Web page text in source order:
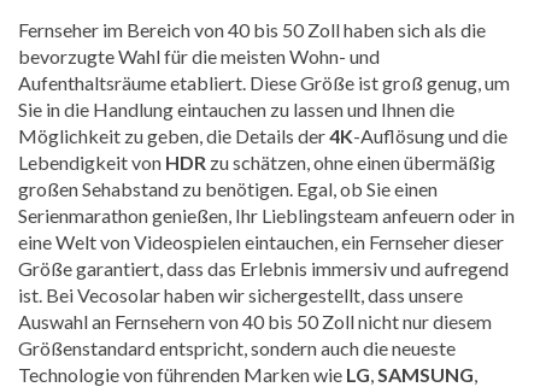
Fernseher im Bereich von 40 bis 50 Zoll haben sich als die
bevorzugte Wahl für die meisten Wohn- und
Aufenthaltsräume etabliert. Diese Größe ist groß genug, um
Sie in die Handlung eintauchen zu lassen und Ihnen die
Möglichkeit zu geben, die Details der4K-Auflösung und die
Lebendigkeit von HDR zu schätzen, ohne einen übermäßig
großen Sehabstand zu benötigen. Egal, ob Sie einen
Serienmarathon genießen, Ihr Lieblingsteam anfeuern oder in
eine Welt von Videospielen eintauchen, ein Fernseher dieser
Größe garantiert, dass das Erlebnis immersiv und aufregend
ist. Bei Vecosolar haben wir sichergestellt, dass unsere
Auswahl an Fernsehern von 40 bis 50 Zoll nicht nur diesem
Größenstandard entspricht, sondern auch die neueste
Technologie von führenden Marken wie LG,SAMSUNG,